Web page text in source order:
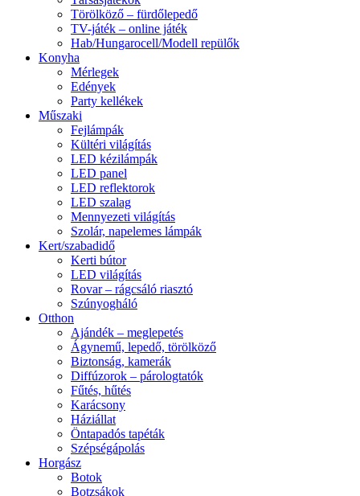
Törölköző – fürdőlepedő
TV-játék – online játék
Hab/Hungarocell/Modell repülők
Konyha
Mérlegek
Edények
Party kellékek
Műszaki
Fejlámpák
Kültéri világítás
LED kézilámpák
LED panel
LED reflektorok
LED szalag
Mennyezeti világítás
Szolár, napelemes lámpák
Kert/szabadidő
Kerti bútor
LED világítás
Rovar – rágcsáló riasztó
Szúnyogháló
Otthon
Ajándék – meglepetés
Ágynemű, lepedő, törölköző
Biztonság, kamerák
Diffúzorok – párologtatók
Fűtés, hűtés
Karácsony
Háziállat
Öntapadós tapéták
Szépségápolás
Horgász
Botok
Botzsákok